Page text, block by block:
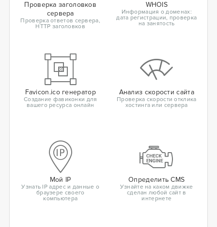
Проверка заголовков
сервера
Проверка ответов сервера,
HTTP заголовков
WHOIS
Информация о доменах:
дата регистрации, проверка
на занятость
Favicon.ico генератор
Создание фавиконки для
вашего ресурса онлайн
Анализ скорости сайта
Проверка скорости отклика
хостинга или сервера
Мой IP
Узнать IP адрес и данные о
браузере своего
компьютера
Определить CMS
Узнайте на каком движке
сделан любой сайт в
интернете